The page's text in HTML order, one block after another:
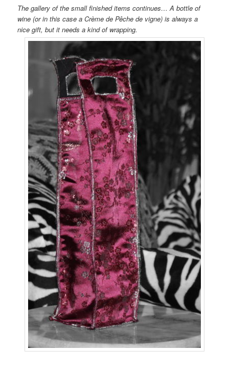
The gallery of the small finished items continues… A bottle of
wine (or in this case a Crème de Pêche de vigne) is always a
nice gift, but it needs a kind of wrapping.